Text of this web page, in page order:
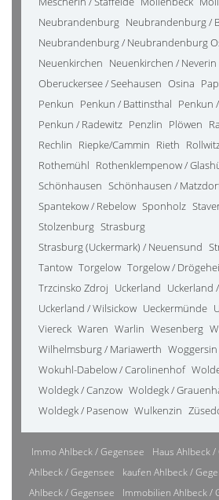
Neubrandenburg Neubrandenburg /
Neubrandenburg / Neubrandenburg
Neuenkirchen Neuenkirchen / Neverin
Oberuckersee / Seehausen Osina
Penkun Penkun / Battinsthal Penkun
Penkun / Radewitz Penzlin Plöwen
Rechlin Riepke/Cammin Rieth
Rothemühl Rothenklempenow /
Schönhausen Schönhausen /
Spantekow / Rebelow Sponholz
Stolzenburg Strasburg
Strasburg (Uckermark) / Neuensund
Tantow Torgelow Torgelow /
Trzcinsko Zdroj Uckerland Uckerland
Uckerland / Wilsickow Ueckermünde
Viereck Waren Warlin Wesenberg
Wilhelmsburg / Mariawerth Woggersin
Wokuhl-Dabelow / Carolinenhof
Woldegk / Canzow Woldegk /
Woldegk / Pasenow Wulkenzin
Immo Ahlbeck / Gegensee Haus Ahlbeck /
Ahlbeck / Gegensee
kaufen Ahlbeck /
Ahlbeck / Gegensee
Immobilien Ahlbeck /